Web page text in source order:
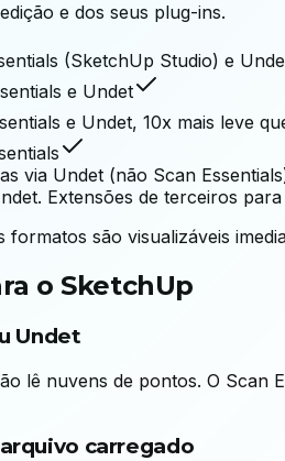
e dos seus plug-ins.
(SketchUp Studio) e
e Undet
e Undet, 10x mais leve
via Undet (não Scan
Extensões de terceiros
formatos são visualizáveis
o SketchUp
Undet
lê nuvens de pontos. O Scan
carregado